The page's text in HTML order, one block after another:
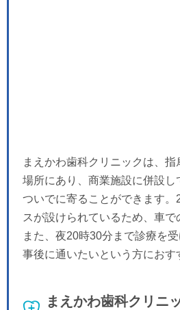
まえかわ歯科クリニックは、
場所にあり、商業施設に併設し
ついでに寄ることができます。
スが設けられているため、車で
また、夜20時30分まで診療を
事後に通いたいという方におす
まえかわ歯科クリニ